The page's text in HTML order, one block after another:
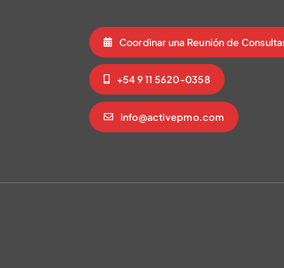
Coordinar una Reunión de
+54 9 11 5620-0358
info@activepmo.com